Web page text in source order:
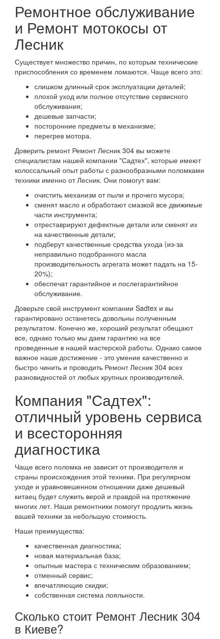
Ремонтное обслуживание
и Ремонт мотокосы от
Лесник
Существует множество причин, по которым технические
приспособления со временем ломаются. Чаще всего это:
слишком длинный срок эксплуатации деталей;
плохой уход или полное отсутствие сервисного
обслуживания;
дешевые запчасти;
посторонние предметы в механизме;
перегрев мотора.
Доверить ремонт Ремонт Лесник 304 вы можете
специалистам нашей компании "Садтех", которые имеют
колоссальный опыт работы с разнообразными поломками
техники именно от Лесник. Они помогут вам:
очистить механизм от пыли и прочего мусора;
сменят масло и обработают смазкой все движимые
части инструмента;
отреставрируют дефектные детали или сменят их
на качественные детали;
подберут качественные средства ухода (из-за
неправильно подобранного масла
производительность агрегата может падать на 15-
20%);
обеспечат гарантийное и послегарантийное
обслуживание.
Доверьте свой инструмент компании Sadtex и вы
гарантировано останетесь довольны полученным
результатом. Конечно же, хороший результат обещают
все, однако только мы даем гарантию на все
проведенные в нашей мастерской работы. Однако самое
важное наше достижение - это умение качественно и
быстро чинить и проводить Ремонт Лесник 304 всех
разновидностей от любых крупных производителей.
Компания "Садтех":
отличный уровень сервиса
и всесторонняя
диагностика
Чаще всего поломка не зависит от производителя и
страны происхождения этой техники. При регулярном
уходе и уравновешенном отношении даже дешевый
китаец будет служить верой и правдой на протяжение
многих лет. Наши ремонтники помогут продлить жизнь
вашей техники за небольшую стоимость.
Наши преимущества:
качественная диагностика;
новая материальная база;
опытные мастера с техническим образованием;
отменный сервис;
впечатляющие скидки;
собственная система лояльности.
Сколько стоит Ремонт Лесник 304
в Киеве?